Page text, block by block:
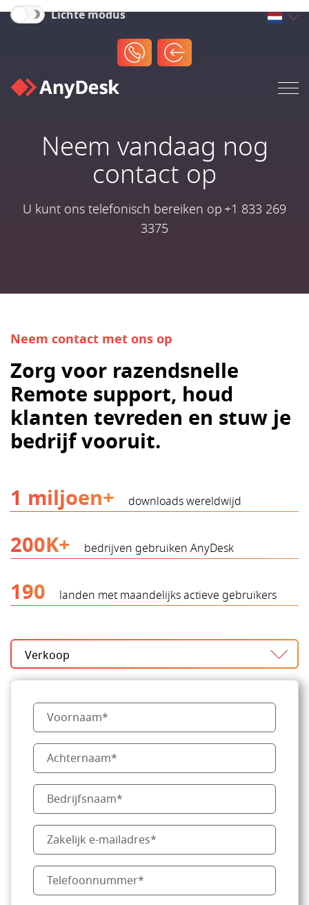
Lichte modus
Neem vandaag nog
contact op
U kunt ons telefonisch bereiken op +1 833 269
3375
Neem contact met ons op
Zorg voor razendsnelle
Remote support, houd
klanten tevreden en stuw je
bedrijf vooruit.
1 miljoen+
downloads wereldwijd
200K+ bedrijven gebruiken AnyDesk
190 landen met maandelijks actieve gebruikers